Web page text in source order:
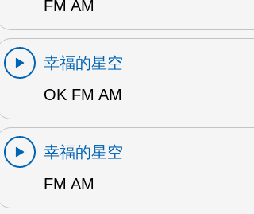
FM AM
幸福的星空
OK FM AM
幸福的星空
FM AM